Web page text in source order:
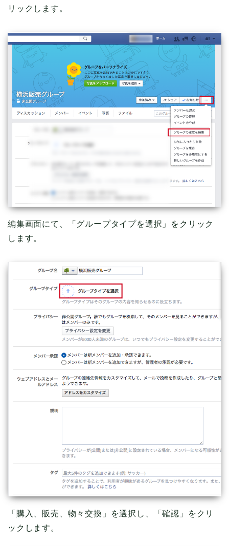
リックします。
編集画面にて、「グループタイプを選択」をクリック
します。
「購入、販売、物々交換」を選択し、「確認」をクリ
ックします。